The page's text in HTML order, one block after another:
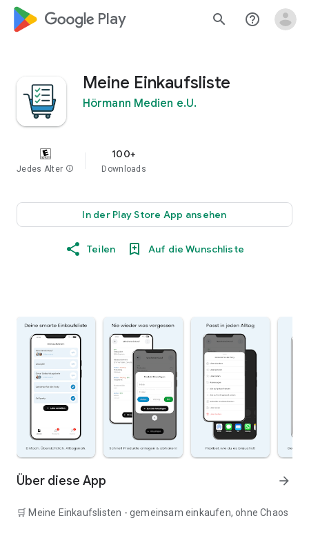
google_logo Play search help_outline
Meine Einkaufsliste
Hörmann Medien e.U.
Jedes Alter info
100+
Downloads
In der Play Store App ansehen
Teilen Auf die Wunschliste
Über diese App arrow_forward
🛒 Meine Einkaufslisten - gemeinsam einkaufen, ohne Chaos